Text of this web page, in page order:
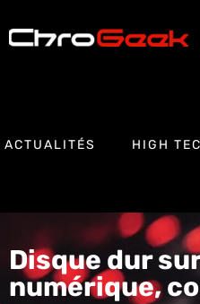
ACTUALITÉS HIGH
Disque dur
numérique,